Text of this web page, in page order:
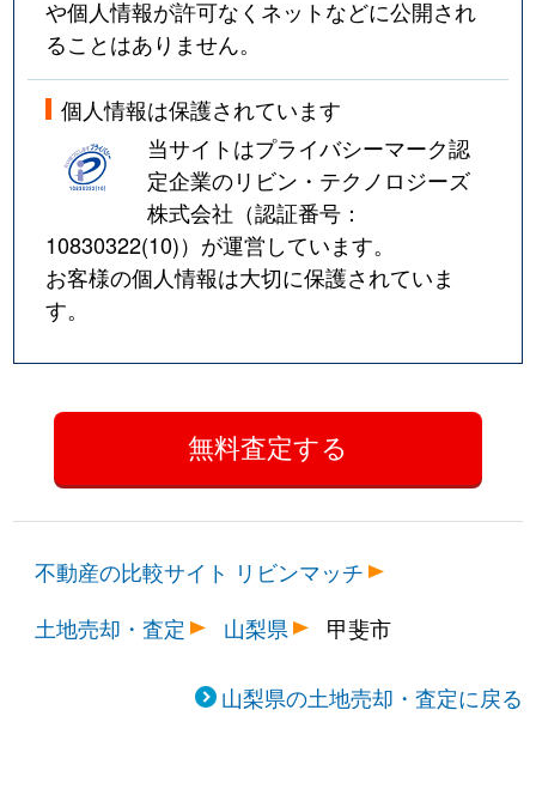
や個人情報が許可なくネットなどに公開され
ることはありません。
個人情報は保護されています
当サイトはプライバシーマーク認
定企業のリビン・テクノロジーズ
株式会社（認証番号：
10830322(10)）が運営しています。
お客様の個人情報は大切に保護されていま
す。
不動産の比較サイト リビンマッチ
土地売却・査定
山梨県 甲斐市
山梨県の土地売却・査定に戻る